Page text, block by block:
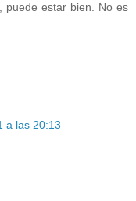
puede estar bien. No es
a las 20:13